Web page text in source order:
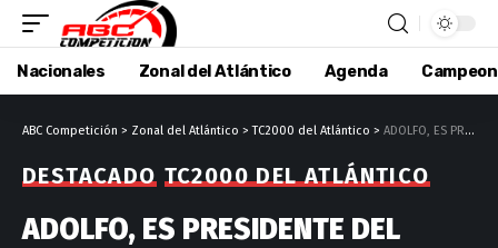
Nacionales Zonal del Atlántico Agenda
ABC Competición > Zonal del Atlántico >TC2000 del Atlántico > ADOLFO, ES PRESIDENTE DEL TC2000
DESTACADO TC2000 DEL ATLÁNTICO
ADOLFO, ES PRESIDENTE DEL